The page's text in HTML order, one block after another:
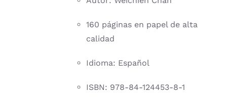
160 páginas en papel de alta
calidad
Idioma: Español
ISBN: 978-84-124453-8-1